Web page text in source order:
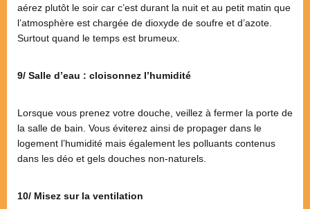
aérez plutôt le soir car c’est durant la nuit et au petit matin que
l’atmosphère est chargée de dioxyde de soufre et d’azote.
Surtout quand le temps est brumeux.
9/ Salle d’eau : cloisonnez l’humidité
Lorsque vous prenez votre douche, veillez à fermer la porte de
la salle de bain. Vous éviterez ainsi de propager dans le
logement l’humidité mais également les polluants contenus
dans les déo et gels douches non-naturels.
10/ Misez sur la ventilation